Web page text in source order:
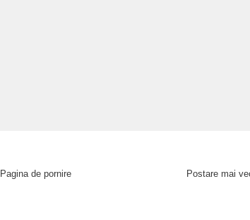
Postare mai
Pagina de pornire